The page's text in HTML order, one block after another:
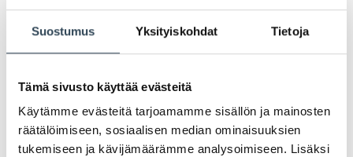
Suostumus Yksityiskohdat Tietoja
Tämä sivusto käyttää evästeitä
Käytämme evästeitä tarjoamamme sisällön ja mainosten
räätälöimiseen, sosiaalisen median ominaisuuksien
tukemiseen ja kävijämäärämme analysoimiseen. Lisäksi